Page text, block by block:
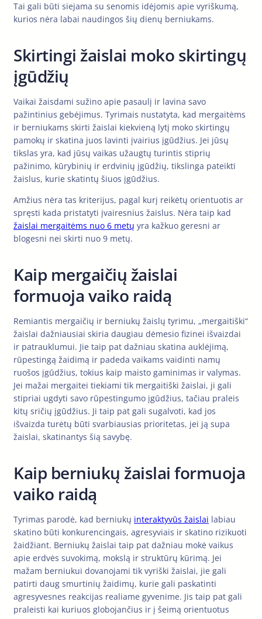
Tai gali būti siejama su senomis idėjomis apie vyriškumą,
kurios nėra labai naudingos šių dienų berniukams.
Skirtingi žaislai moko skirtingų
įgūdžių
Vaikai žaisdami sužino apie pasaulį ir lavina savo
pažintinius gebėjimus. Tyrimais nustatyta, kad mergaitėms
ir berniukams skirti žaislai kiekvieną lytį moko skirtingų
pamokų ir skatina juos lavinti įvairius įgūdžius. Jei jūsų
tikslas yra, kad jūsų vaikas užaugtų turintis stiprių
pažinimo, kūrybinių ir erdvinių įgūdžių, tikslinga pateikti
žaislus, kurie skatintų šiuos įgūdžius.
Amžius nėra tas kriterijus, pagal kurį reikėtų orientuotis ar
spręsti kada pristatyti įvairesnius žaislus. Nėra taip kad
žaislai mergaitėms nuo 6 metų yra kažkuo geresni ar
blogesni nei skirti nuo 9 metų.
Kaip mergaičių žaislai
formuoja vaiko raidą
Remiantis mergaičių ir berniukų žaislų tyrimu, „mergaitiški“
žaislai dažniausiai skiria daugiau dėmesio fizinei išvaizdai
ir patrauklumui. Jie taip pat dažniau skatina auklėjimą,
rūpestingą žaidimą ir padeda vaikams vaidinti namų
ruošos įgūdžius, tokius kaip maisto gaminimas ir valymas.
Jei mažai mergaitei tiekiami tik mergaitiški žaislai, ji gali
stipriai ugdyti savo rūpestingumo įgūdžius, tačiau praleis
kitų sričių įgūdžius. Ji taip pat gali sugalvoti, kad jos
išvaizda turėtų būti svarbiausias prioritetas, jei ją supa
žaislai, skatinantys šią savybę.
Kaip berniukų žaislai formuoja
vaiko raidą
Tyrimas parodė, kad berniukų interaktyvūs žaislai labiau
skatino būti konkurencingais, agresyviais ir skatino rizikuoti
žaidžiant. Berniukų žaislai taip pat dažniau mokė vaikus
apie erdvės suvokimą, mokslą ir struktūrų kūrimą. Jei
mažam berniukui dovanojami tik vyriški žaislai, jie gali
patirti daug smurtinių žaidimų, kurie gali paskatinti
agresyvesnes reakcijas realiame gyvenime. Jis taip pat gali
praleisti kai kuriuos globojančius ir į šeimą orientuotus